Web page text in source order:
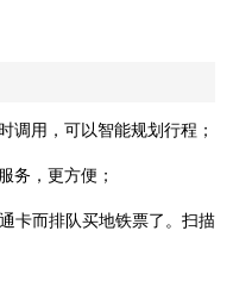
调用，可以智能规划行程；
务，更方便；
卡而排队买地铁票了。扫描